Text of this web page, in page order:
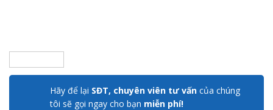
Hãy để lại SĐT, chuyên viên tư vấn của chúng
tôi sẽ gọi ngay cho bạn miễn phí!